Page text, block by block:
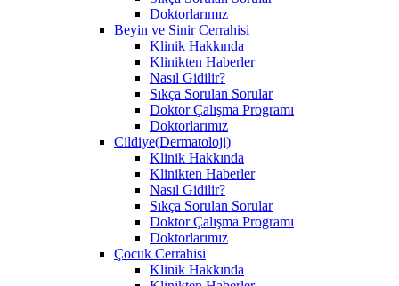
Doktorlarımız
Beyin ve Sinir Cerrahisi
Klinik Hakkında
Klinikten Haberler
Nasıl Gidilir?
Sıkça Sorulan Sorular
Doktor Çalışma Programı
Doktorlarımız
Cildiye(Dermatoloji)
Klinik Hakkında
Klinikten Haberler
Nasıl Gidilir?
Sıkça Sorulan Sorular
Doktor Çalışma Programı
Doktorlarımız
Çocuk Cerrahisi
Klinik Hakkında